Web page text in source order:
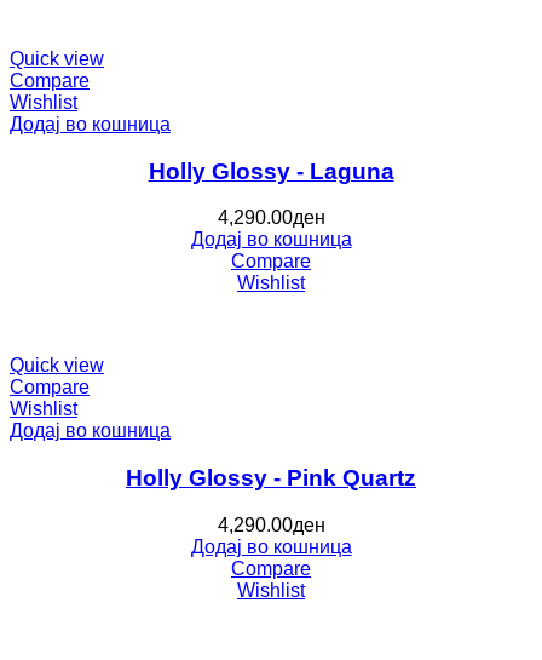
Quick view
Compare
Wishlist
Додај во кошница
Holly Glossy - Laguna
4,290.00ден
Додај во кошница
Compare
Wishlist
Quick view
Compare
Wishlist
Додај во кошница
Holly Glossy - Pink Quartz
4,290.00ден
Додај во кошница
Compare
Wishlist